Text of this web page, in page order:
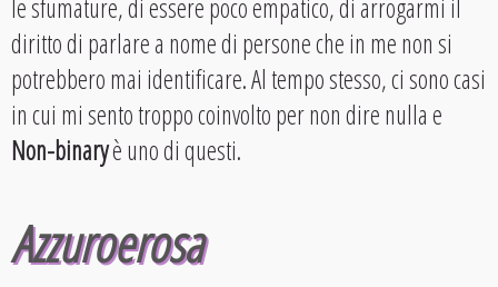
le sfumature, di essere poco empatico, di arrogarmi il
diritto di parlare a nome di persone che in me non si
potrebbero mai identificare. Al tempo stesso, ci sono casi
in cui mi sento troppo coinvolto per non dire nulla e
Non-binaryè uno di questi.
Azzuroerosa